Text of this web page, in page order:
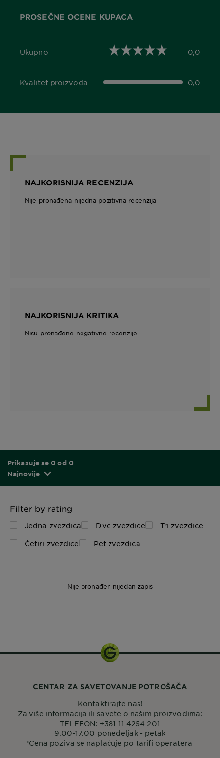
PROSEČNE OCENE KUPACA
Ukupno
0,0 out of 5 stars 0,0
Kvalitet proizvoda
0,0 out of 5 stars 0,0
NAJKORISNIJA RECENZIJA
Nije pronađena nijedna pozitivna recenzija
NAJKORISNIJA KRITIKA
Nisu pronađene negativne recenzije
Prikazuje se 0 od 0
Najnovije
Filter by rating
Jedna zvezdica Dve zvezdice
Tri zvezdice
Četiri zvezdice
Pet zvezdica
Nije pronađen nijedan zapis
CENTAR ZA SAVETOVANJE POTROŠAČA
Kontaktirajte nas!
Za više informacija ili savete o našim proizvodima:
TELEFON: +381 11 4254 201
9.00-17.00 ponedeljak - petak
*Cena poziva se naplaćuje po tarifi operatera.